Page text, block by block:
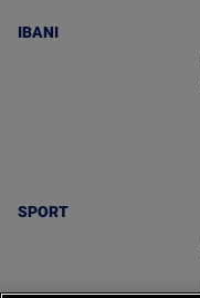
IBANI
SPORT